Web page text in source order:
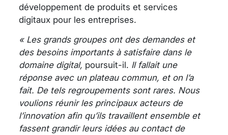
développement de produits et services
digitaux pour les entreprises.
« Les grands groupes ont des demandes et
des besoins importants à satisfaire dans le
domaine digital, poursuit-il. Il fallait une
réponse avec un plateau commun, et on l’a
fait. De tels regroupements sont rares. Nous
voulions réunir les principaux acteurs de
l’innovation afin qu’ils travaillent ensemble et
fassent grandir leurs idées au contact de